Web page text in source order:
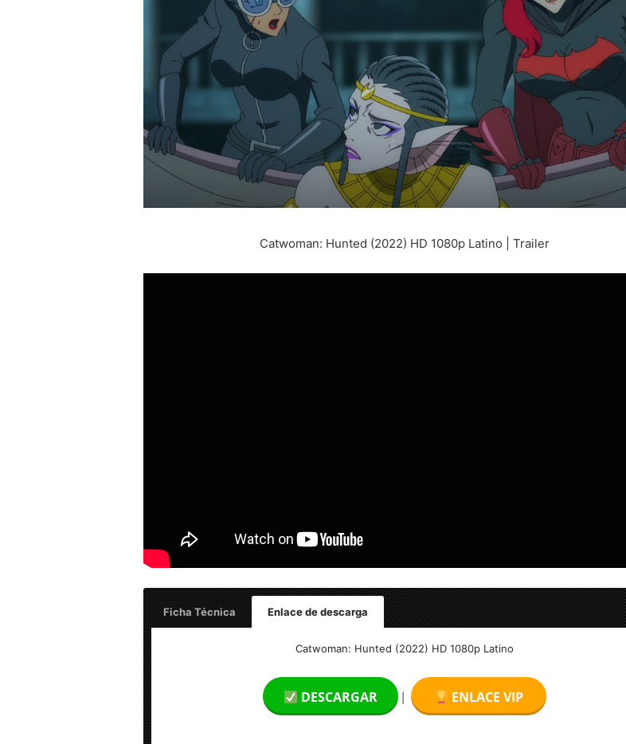
Catwoman: Hunted (2022) HD 1080p Latino | Trailer
Ficha Técnica
Enlace de descarga
Catwoman: Hunted (2022) HD 1080p Latino
DESCARGAR | ENLACE VIP